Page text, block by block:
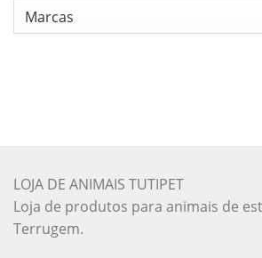
LOJA DE ANIMAIS TUTIPET
Loja de produtos para animais de
Terrugem.